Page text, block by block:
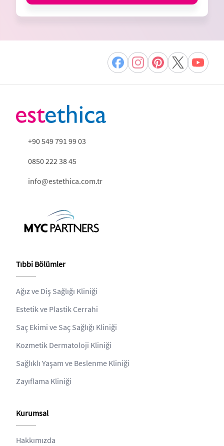
+90 549 791 99 03
0850 222 38 45
info@estethica.com.tr
Tıbbi Bölümler
Ağız ve Diş Sağlığı Kliniği
Estetik ve Plastik Cerrahi
Saç Ekimi ve Saç Sağlığı Kliniği
Kozmetik Dermatoloji Kliniği
Sağlıklı Yaşam ve Beslenme Kliniği
Zayıflama Kliniği
Kurumsal
Hakkımızda